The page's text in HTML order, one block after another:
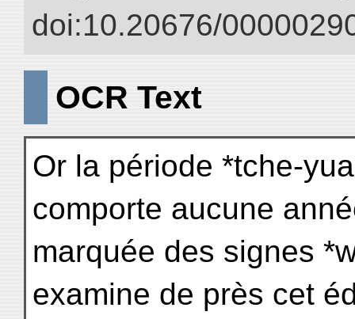
doi:10.20676/
OCR Text
Or la période *tche-
comporte aucune
marquée des signes
examine de près cet